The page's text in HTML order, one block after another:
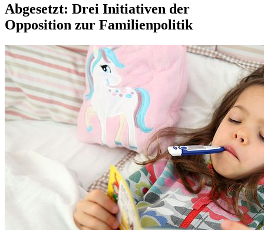
Abgesetzt: Drei Initiativen der
Opposition zur Familienpolitik